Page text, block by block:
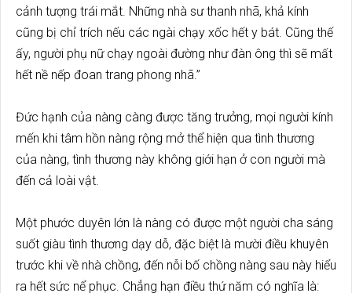
cảnh tượng trái mắt. Những nhà sư thanh nhã, khả kính
cũng bị chỉ trích nếu các ngài chạy xốc hết y bát. Cũng thế
ấy, người phụ nữ chạy ngoài đường như đàn ông thì sẽ mất
hết nề nếp đoan trang phong nhã.”
Đức hạnh của nàng càng được tăng trưởng, mọi người kính
mến khi tâm hồn nàng rộng mở thể hiện qua tình thương
của nàng, tình thương này không giới hạn ở con người mà
đến cả loài vật.
Một phước duyên lớn là nàng có được một người cha sáng
suốt giàu tình thương dạy dỗ, đặc biệt là mười điều khuyên
trước khi về nhà chồng, đến nỗi bố chồng nàng sau này hiểu
ra hết sức nể phục. Chẳng hạn điều thứ năm có nghĩa là: